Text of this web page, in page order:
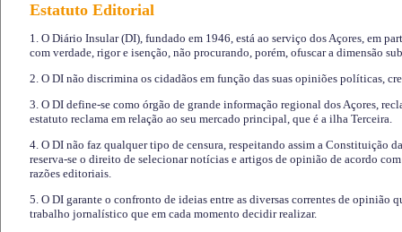
Estatuto Editorial
1. O Diário Insular (DI), fundado em 1946, está ao serviço dos Açores, em
com verdade, rigor e isenção, não procurando, porém, ofuscar a dimensão
2. O DI não discrimina os cidadãos em função das suas opiniões políticas,
3. O DI define-se como órgão de grande informação regional dos Açores,
estatuto reclama em relação ao seu mercado principal, que é a ilha Terceira.
4. O DI não faz qualquer tipo de censura, respeitando assim a Constituição
reserva-se o direito de selecionar notícias e artigos de opinião de acordo
razões editoriais.
5. O DI garante o confronto de ideias entre as diversas correntes de opinião
trabalho jornalístico que em cada momento decidir realizar.